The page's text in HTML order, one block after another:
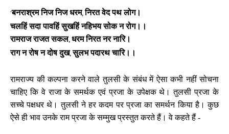
‘बनराश्रम निज निज धरम, निरत वेद पथ लोग।
चलहिं सदा पावहिं सुखहिं नहिभय सोक न रोग।।
रामराज राजत सकल, धरम निरत नर नारि।
राग न रोष न दोष दुख, सुलभ पदारथ चारि।।
रामराज्य की कल्पना करने वाले तुलसी के संबंध में ऐसा कभी नहीं सोचना
चाहिए कि वे राजा के समर्थक एवं प्रजा के उपेक्षक थे। तुलसी प्रजा के
सच्चे पक्षधर थे। तुलसी ने हर कदम पर प्रजा का समर्थन किया है। कुछ
ऐसे ही भाव उनके राम प्रजा के सम्मुख प्रस्तुत करते हैं। वे कहते हैं -